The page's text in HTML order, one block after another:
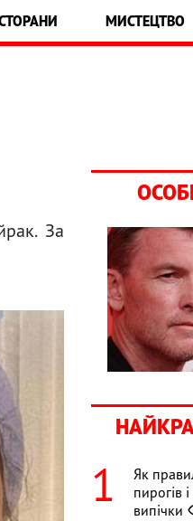
МИСТЕЦТВО
За
Як
пирогів
випічки